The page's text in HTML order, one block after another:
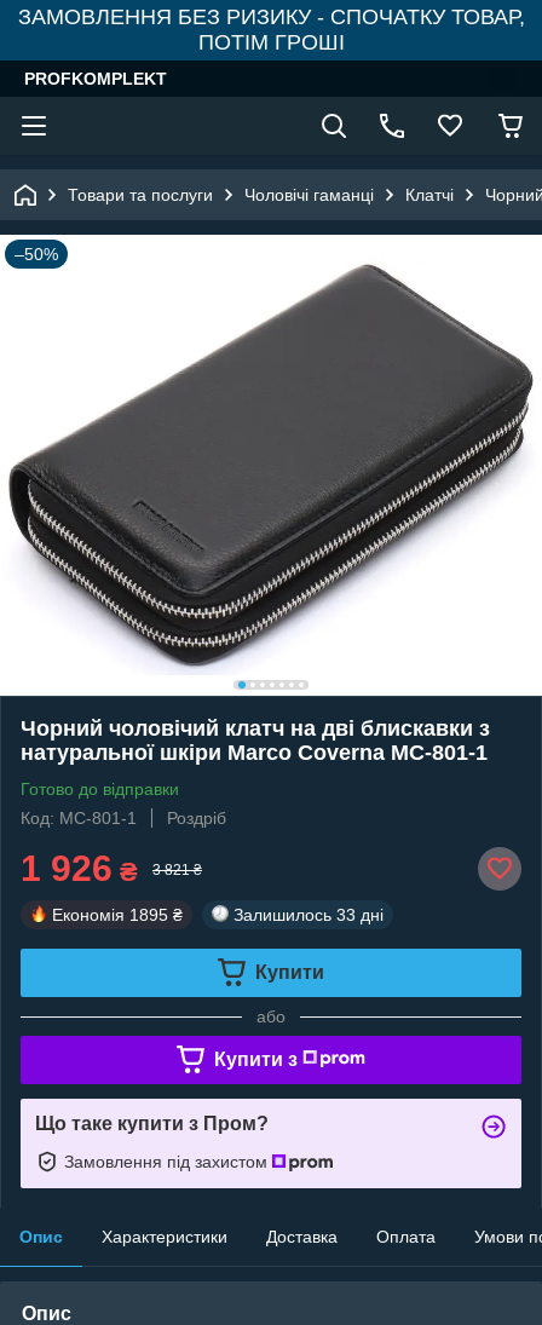
ЗАМОВЛЕННЯ БЕЗ РИЗИКУ - СПОЧАТКУ ТОВАР,
ПОТІМ ГРОШІ
PROFKOMPLEKT
Товари та послуги Чоловічі гаманці Клатчі
–50%
Чорний чоловічий клатч на дві блискавки з
натуральної шкіри Marco Coverna MC-801-1
Готово до відправки
Код: MC-801-1
Роздріб
1 926 ₴ 3 821 ₴
Економія 1895 ₴ Залишилось 33 дні
Купити
або
Купити з
Що таке купити з Пром?
Замовлення під захистом
Опис Характеристики Доставка Оплата Умови
Опис